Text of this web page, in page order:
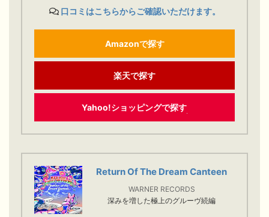
口コミはこちらからご確認いただけます。
Amazonで探す
楽天で探す
Yahoo!ショッピングで探す
Return Of The Dream Canteen
WARNER RECORDS
深みを増した極上のグルーヴ続編